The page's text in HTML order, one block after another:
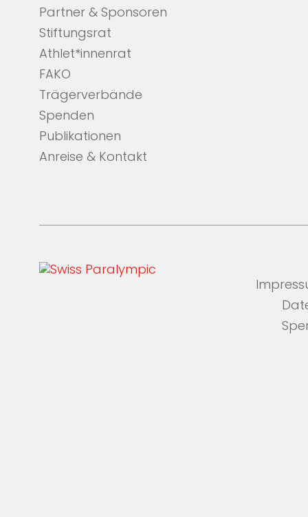
Partner & Sponsoren
Stiftungsrat
Athlet*innenrat
FAKO
Trägerverbände
Spenden
Publikationen
Anreise & Kontakt